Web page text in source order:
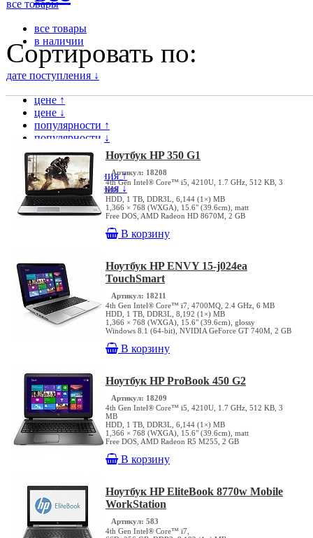
все товары
все товары
в наличии
Сортировать по:
дате поступления ↓
цене ↑
цене ↓
популярности ↑
популярности ↓
модели ↑
модели ↓
дате поступления ↑
дате поступления ↓
Ноутбук HP 350 G1
Артикул: 18208
4th Gen Intel® Core™ i5, 4210U, 1.7 GHz, 512 KB, 3
MB
HDD, 1 TB, DDR3L, 6,144 (1×) MB
1,366 × 768 (WXGA), 15.6" (39.6cm), matt
Free DOS, AMD Radeon HD 8670M, 2 GB
В корзину
Ноутбук HP ENVY 15-j024ea
TouchSmart
Артикул: 18211
4th Gen Intel® Core™ i7, 4700MQ, 2.4 GHz, 6 MB
HDD, 1 TB, DDR3L, 8,192 (1×) MB
1,366 × 768 (WXGA), 15.6" (39.6cm), glossy
Windows 8.1 (64-bit), NVIDIA GeForce GT 740M, 2 GB
В корзину
Ноутбук HP ProBook 450 G2
Артикул: 18209
4th Gen Intel® Core™ i5, 4210U, 1.7 GHz, 512 KB, 3
MB
HDD, 1 TB, DDR3L, 6,144 (1×) MB
1,366 × 768 (WXGA), 15.6" (39.6cm), matt
Free DOS, AMD Radeon R5 M255, 2 GB
В корзину
Ноутбук HP EliteBook 8770w Mobile
WorkStation
Артикул: 583
4th Gen Intel® Core™ i7,